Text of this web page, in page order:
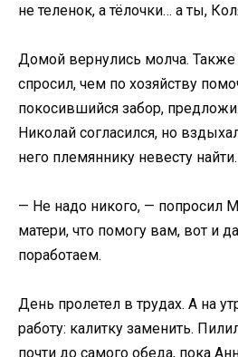
не теленок, а тёлочки… а ты,
Домой вернулись молча.
спросил, чем по хозяйству
покосившийся забор,
Николай согласился, но
него племяннику невесту найти.
— Не надо никого, — попросил
матери, что помогу вам, вот и
поработаем.
День пролетел в трудах. А на
работу: калитку заменить.
почти до самого обеда, пока